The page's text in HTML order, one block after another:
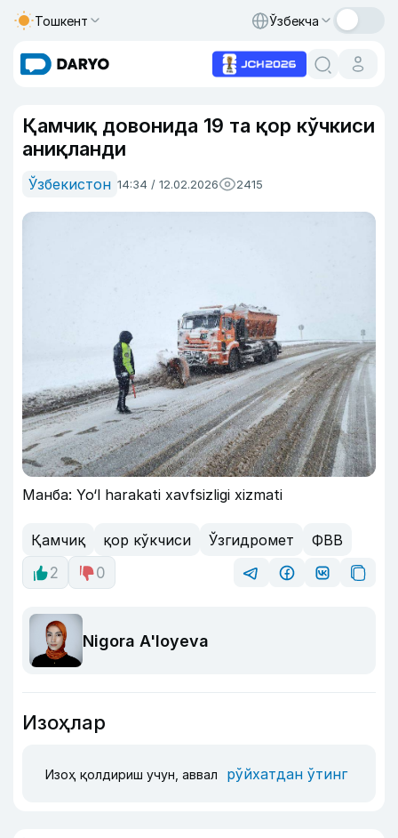
Тошкент Ўзбекча
Қамчиқ довонида 19 та қор кўчкиси
аниқланди
Ўзбекистон 14:34 / 12.02.2026 2415
Манба: Yo‘l harakati xavfsizligi xizmati
Қамчиқ қор кўкчиси Ўзгидромет
ФВВ
2
0
Nigora A'loyeva
Изоҳлар
Изоҳ қолдириш учун, аввал рўйхатдан ўтинг